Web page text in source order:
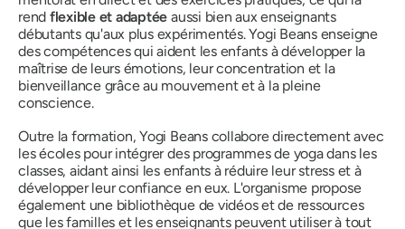
rend flexible et adaptée aussi bien aux enseignants
débutants qu'aux plus expérimentés. Yogi Beans enseigne
des compétences qui aident les enfants à développer la
maîtrise de leurs émotions, leur concentration et la
bienveillance grâce au mouvement et à la pleine
conscience.
Outre la formation, Yogi Beans collabore directement avec
les écoles pour intégrer des programmes de yoga dans les
classes, aidant ainsi les enfants à réduire leur stress et à
développer leur confiance en eux. L'organisme propose
également une bibliothèque de vidéos et de ressources
que les familles et les enseignants peuvent utiliser à tout